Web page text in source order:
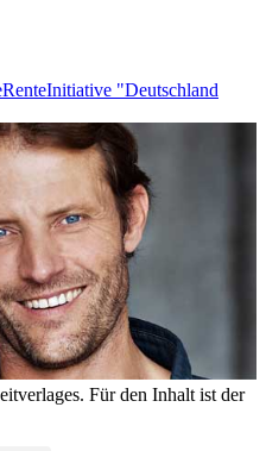
RenteInitiative "Deutschland
Für den Inhalt ist der